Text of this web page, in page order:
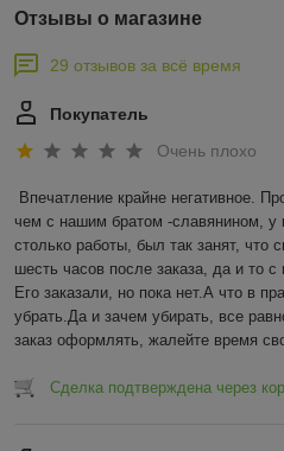
Отзывы о магазине
29 отзывов за всё время
Покупатель
Очень плохо
Впечатление крайне негативное.
чем с нашим братом -славянином, у
столько работы, был так занят, что
шесть часов после заказа, да и то
Его заказали, но пока нет.А что в
убрать.Да и зачем убирать, все
заказ оформлять, жалейте время
Сделка подтверждена через